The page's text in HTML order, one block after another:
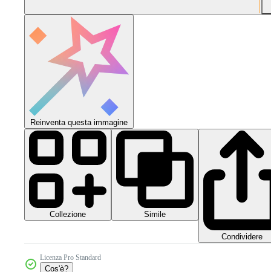
Reinventa questa immagine
Collezione Simile
Condividere
Licenza Pro Standard
Cos'è?